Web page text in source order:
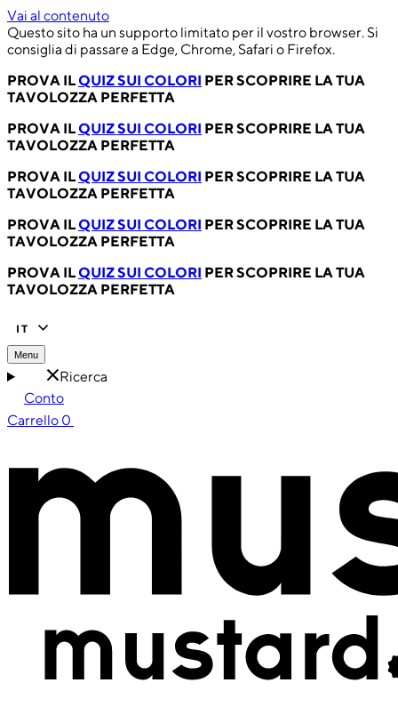
Vai al contenuto
Questo sito ha un supporto limitato per il vostro browser. Si
consiglia di passare a Edge, Chrome, Safari o Firefox.
PROVA ILQUIZ SUI COLORI PER SCOPRIRE LA TUA
TAVOLOZZA PERFETTA
PROVA ILQUIZ SUI COLORI PER SCOPRIRE LA TUA
TAVOLOZZA PERFETTA
PROVA ILQUIZ SUI COLORI PER SCOPRIRE LA TUA
TAVOLOZZA PERFETTA
PROVA ILQUIZ SUI COLORI PER SCOPRIRE LA TUA
TAVOLOZZA PERFETTA
PROVA ILQUIZ SUI COLORI PER SCOPRIRE LA TUA
TAVOLOZZA PERFETTA
IT
Menu
Ricerca
Conto
Carrello 0